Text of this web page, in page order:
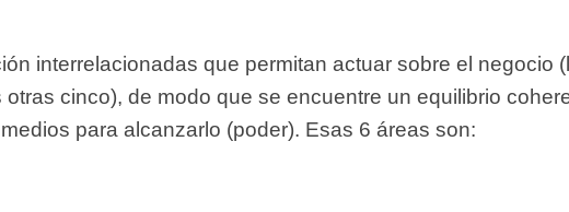
interrelacionadas que permitan actuar sobre el negocio
cinco), de modo que se encuentre un equilibrio
para alcanzarlo (poder). Esas 6 áreas son: